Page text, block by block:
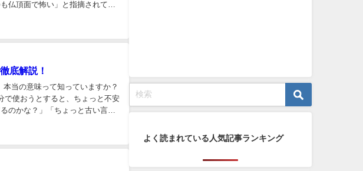
仏頂面で怖い」と指摘されてし
底解説！
本当の意味って知っていますか？
で使おうとすると、ちょっと不安
のかな？」「ちょっと古い言葉
よく読まれている人気記事ランキング